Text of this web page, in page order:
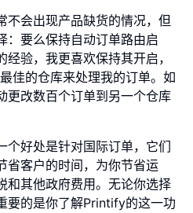
不会出现产品缺货的情况，但
：要么保持自动订单路由启
验，我更喜欢保持其开启，
佳的仓库来处理我的订单。如
更改数百个订单到另一个仓库
个好处是针对国际订单，它们
省客户的时间，为你节省运
和其他政府费用。无论你选择
要的是你了解Printify的这一功